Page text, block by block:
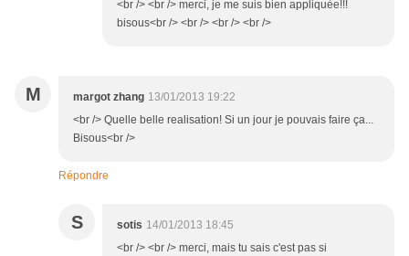
<br /> <br /> merci, je me suis bien appliquée!!!
bisous<br /> <br /> <br /> <br />
M margot zhang 13/01/2013 19:22
<br /> Quelle belle realisation! Si un jour je pouvais faire ça...
Bisous<br />
Répondre
S sotis 14/01/2013 18:45
<br /> <br /> merci, mais tu sais c'est pas si